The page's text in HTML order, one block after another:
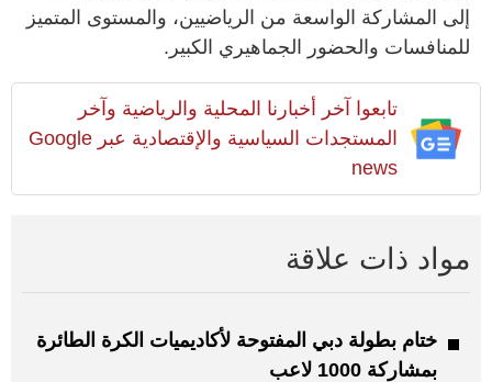
إلى المشاركة الواسعة من الرياضيين، والمستوى المتميز
للمنافسات والحضور الجماهيري الكبير.
تابعوا آخر أخبارنا المحلية والرياضية وآخر
المستجدات السياسية والإقتصادية عبر Google
news
مواد ذات علاقة
ختام بطولة دبي المفتوحة لأكاديميات الكرة الطائرة
بمشاركة 1000 لاعب